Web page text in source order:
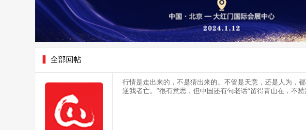
全部回帖
行情是走出来的，不是猜出来的。不管是天意，还是人为，
逆我者亡。”很有意思，但中国还有句老话“留得青山在，不愁